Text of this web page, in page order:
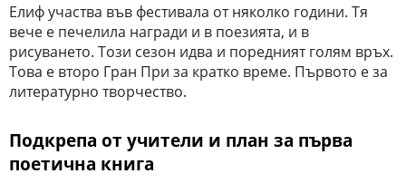
Елиф участва във фестивала от няколко години. Тя
вече е печелила награди и в поезията, и в
рисуването. Този сезон идва и поредният голям връх.
Това е второ Гран При за кратко време. Първото е за
литературно творчество.
Подкрепа от учители и план за първа
поетична книга